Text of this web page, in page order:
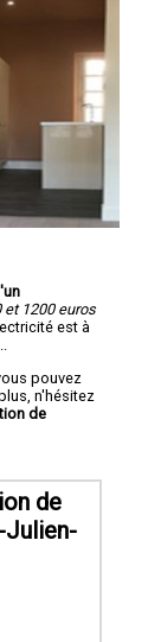
et 1200 euros
est à
pouvez
n'hésitez
de
de
Julien-